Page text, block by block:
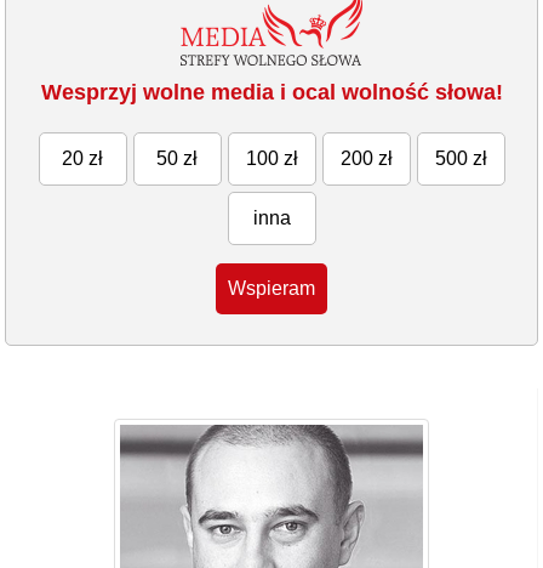
Wesprzyj wolne media i ocal wolność słowa!
20 zł 50 zł 100 zł 200 zł 500 zł
inna
Wspieram